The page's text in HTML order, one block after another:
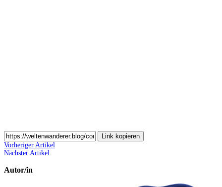
Link kopieren
Vorheriger Artikel
Nächster Artikel
Autor/in